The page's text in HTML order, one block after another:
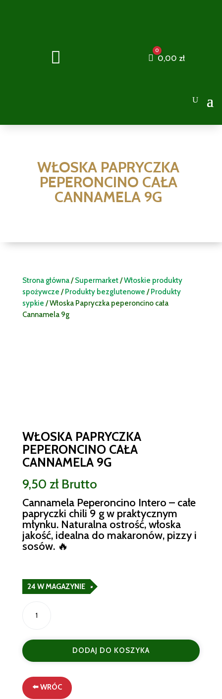
 Cart
0
0,00 zł
WŁOSKA PAPRYCZKA
PEPERONCINO CAŁA
CANNAMELA 9G
Strona główna/Supermarket/Włoskie produkty
spożywcze / Produkty bezglutenowe / Produkty
sypkie / Włoska Papryczka peperoncino cała
Cannamela 9g
WŁOSKA PAPRYCZKA
PEPERONCINO CAŁA
CANNAMELA 9G
9,50 zł Brutto
Cannamela Peperoncino Intero – całe
papryczki chili 9 g w praktycznym
młynku. Naturalna ostrość, włoska
jakość, idealna do makaronów, pizzy i
sosów. 🔥
24 W MAGAZYNIE
Włoska
peperoncino
cała
Cannamela
DODAJ DO KOSZYKA
⬅️ WRÓC